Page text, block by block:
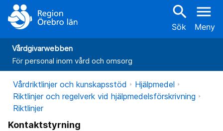
search
Sök
menu
Meny
Vårdgivarwebben
För personal inom vård och omsorg
Vårdriktlinjer och kunskapsstöd
Hjälpmedel
Riktlinjer och regelverk vid hjälpmedelsförskrivning
Riktlinjer
Kontaktstyrning